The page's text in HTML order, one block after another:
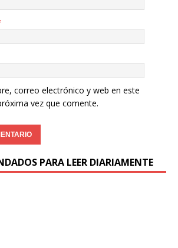
correo electrónico y web en este
vez que comente.
PARA LEER DIARIAMENTE